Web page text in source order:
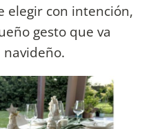
elegir con intención,
gesto que va